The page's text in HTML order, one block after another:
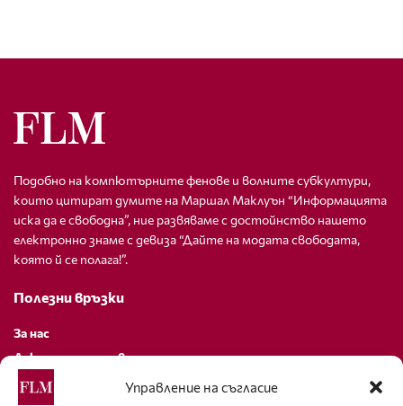
Управление на съгласие
Подобно на компютърните фенове и волните субкултури,
които цитират думите на Маршал Маклуън “Информацията
иска да е свободна”, ние развяваме с достойнство нашето
електронно знаме с девиза “Дайте на модата свободата,
която й се полага!”.
Полезни връзки
За нас
Декларация за поверителност
Политика за бисквитки